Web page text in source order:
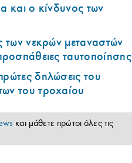
και ο κίνδυνος των
των νεκρών μεταναστών
ταυτοποίησης
δηλώσεις του
του τροχαίου
και μάθετε πρώτοι όλες τις